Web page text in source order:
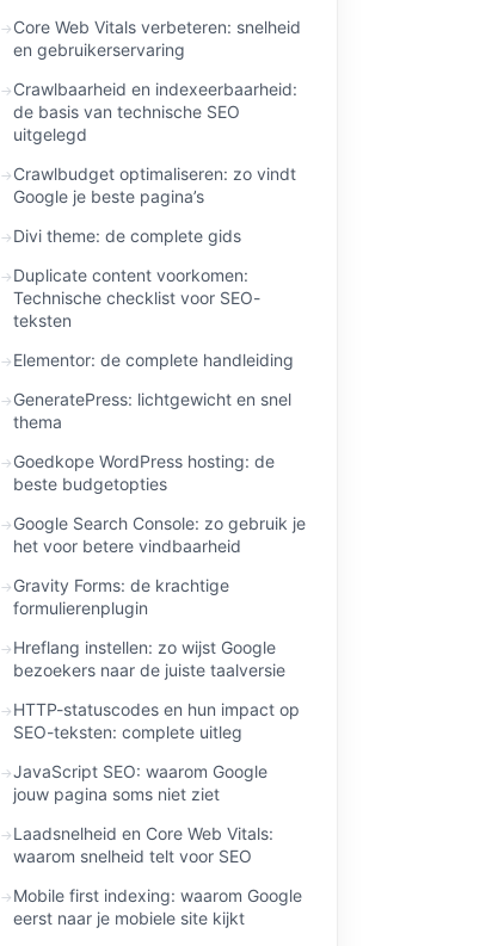
Core Web Vitals verbeteren: snelheid
en gebruikerservaring
Crawlbaarheid en indexeerbaarheid:
de basis van technische SEO
uitgelegd
Crawlbudget optimaliseren: zo vindt
Google je beste pagina’s
Divi theme: de complete gids
Duplicate content voorkomen:
Technische checklist voor SEO-
teksten
Elementor: de complete handleiding
GeneratePress: lichtgewicht en snel
thema
Goedkope WordPress hosting: de
beste budgetopties
Google Search Console: zo gebruik je
het voor betere vindbaarheid
Gravity Forms: de krachtige
formulierenplugin
Hreflang instellen: zo wijst Google
bezoekers naar de juiste taalversie
HTTP-statuscodes en hun impact op
SEO-teksten: complete uitleg
JavaScript SEO: waarom Google
jouw pagina soms niet ziet
Laadsnelheid en Core Web Vitals:
waarom snelheid telt voor SEO
Mobile first indexing: waarom Google
eerst naar je mobiele site kijkt